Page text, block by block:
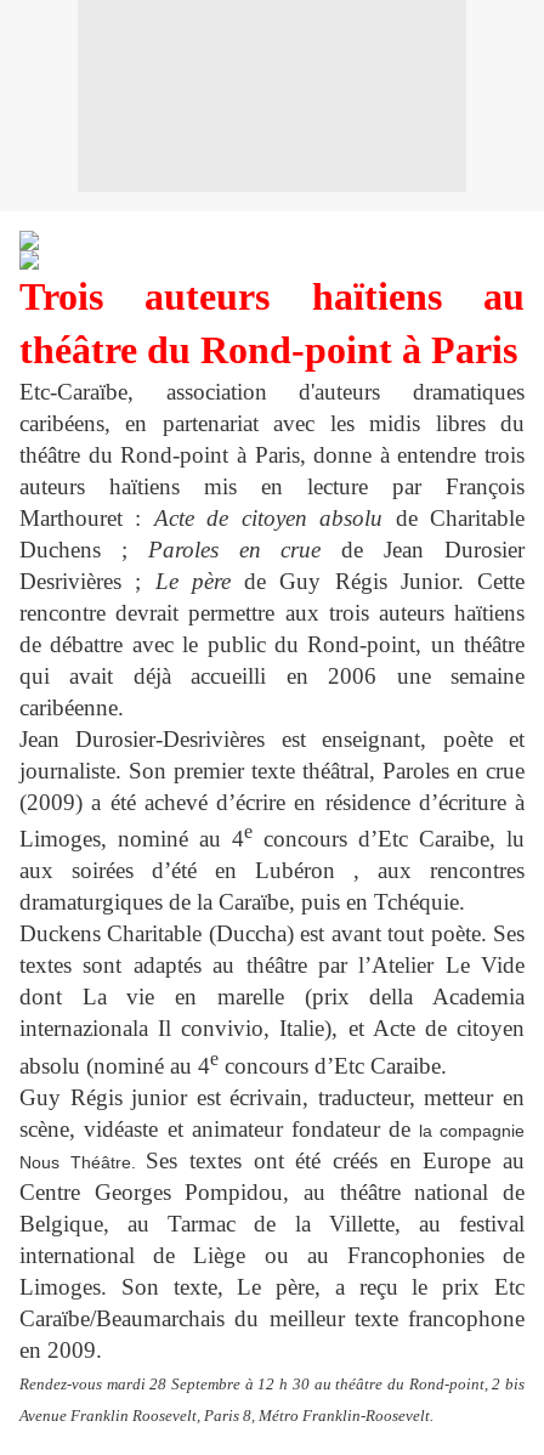
Trois auteurs haïtiens au
théâtre du Rond-point à Paris
Etc-Caraïbe, association d'auteurs dramatiques
caribéens, en partenariat avec les midis libres du
théâtre du Rond-point à Paris, donne à entendre trois
auteurs haïtiens mis en lecture par François
Marthouret : Acte de citoyen absolu de Charitable
Duchens ; Paroles en crue de Jean Durosier
Desrivières ; Le pèrede Guy Régis Junior. Cette
rencontre devrait permettre aux trois auteurs haïtiens
de débattre avec le public du Rond-point, un théâtre
qui avait déjà accueilli en 2006 une semaine
caribéenne.
Jean Durosier-Desrivières est enseignant, poète et
journaliste. Son premier texte théâtral, Paroles en crue
(2009) a été achevé d’écrire en résidence d’écriture à
Limoges, nominé au 4e concours d’Etc Caraibe, lu
aux soirées d’été en Lubéron , aux rencontres
dramaturgiques de la Caraïbe, puis en Tchéquie.
Duckens Charitable (Duccha) est avant tout poète. Ses
textes sont adaptés au théâtre par l’Atelier Le Vide
dont La vie en marelle (prix della Academia
internazionala Il convivio, Italie), et Acte de citoyen
absolu (nominé au 4e concours d’Etc Caraibe.
Guy Régis junior est écrivain, traducteur, metteur en
scène, vidéaste et animateur fondateur de la compagnie
Nous Théâtre. Ses textes ont été créés en Europe au
Centre Georges Pompidou, au théâtre national de
Belgique, au Tarmac de la Villette, au festival
international de Liège ou au Francophonies de
Limoges. Son texte, Le père, a reçu le prix Etc
Caraïbe/Beaumarchais du meilleur texte francophone
en 2009.
Rendez-vous mardi 28 Septembre à 12 h 30 au théâtre du Rond-point, 2 bis
Avenue Franklin Roosevelt, Paris 8, Métro Franklin-Roosevelt.